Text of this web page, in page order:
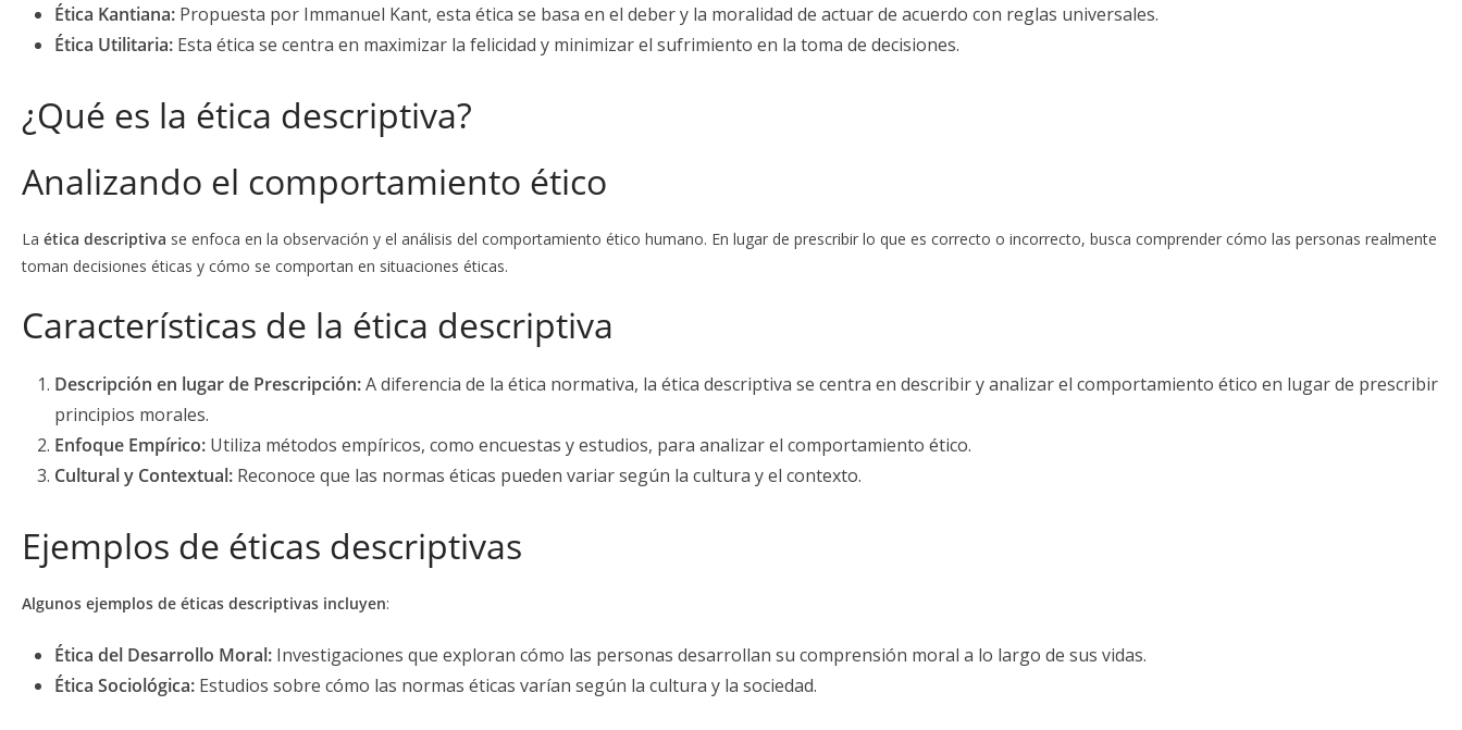
Ética Kantiana: Propuesta por Immanuel Kant, esta ética se basa en el deber y la moralidad de actuar de acuerdo con reglas universales.
Ética Utilitaria: Esta ética se centra en maximizar la felicidad y minimizar el sufrimiento en la toma de decisiones.
¿Qué es la ética descriptiva?
Analizando el comportamiento ético
La ética descriptiva se enfoca en la observación y el análisis del comportamiento ético humano. En lugar de prescribir lo que es correcto o incorrecto, busca comprender cómo las personas realmente
toman decisiones éticas y cómo se comportan en situaciones éticas.
Características de la ética descriptiva
Descripción en lugar de Prescripción:A diferencia de la ética normativa, la ética descriptiva se centra en describir y analizar el comportamiento ético en lugar de prescribir
principios morales.
Enfoque Empírico: Utiliza métodos empíricos, como encuestas y estudios, para analizar el comportamiento ético.
Cultural y Contextual: Reconoce que las normas éticas pueden variar según la cultura y el contexto.
Ejemplos de éticas descriptivas
Algunos ejemplos de éticas descriptivas incluyen:
Ética del Desarrollo Moral: Investigaciones que exploran cómo las personas desarrollan su comprensión moral a lo largo de sus vidas.
Ética Sociológica: Estudios sobre cómo las normas éticas varían según la cultura y la sociedad.